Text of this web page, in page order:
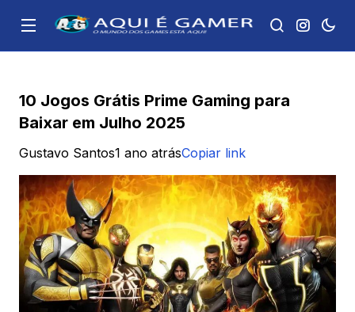
10 Jogos Grátis Prime Gaming para
Baixar em Julho 2025
Gustavo Santos1 ano atrásCopiar link